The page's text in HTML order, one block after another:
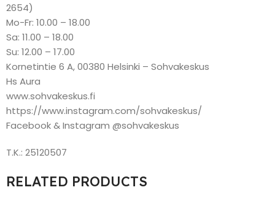
2654)
Mo-Fr: 10.00 – 18.00
Sa: 11.00 – 18.00
Su: 12.00 – 17.00
Kornetintie 6 A, 00380 Helsinki – Sohvakeskus
Hs Aura
www.sohvakeskus.fi
https://www.instagram.com/sohvakeskus/
Facebook & Instagram @sohvakeskus
T.K.: 25120507
RELATED PRODUCTS